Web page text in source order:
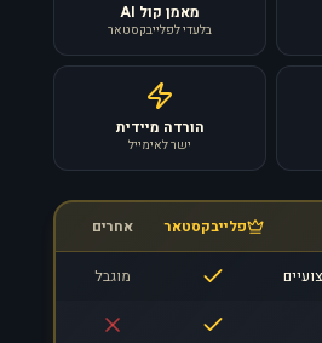
מאמן קול AI
בלעדי לפלייבקסטאר
הורדה מיידית
ישר לאימייל
פלייבקסטאר אחרים
מוגבל